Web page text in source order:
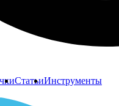
СтатьиИнструменты